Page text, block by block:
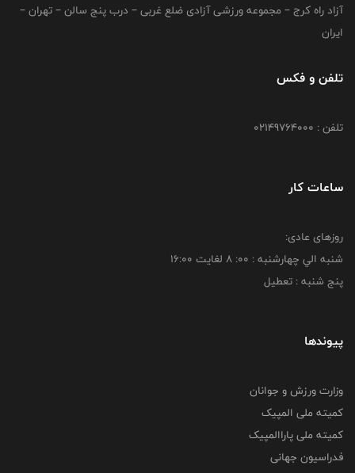
آزاد راه کرج – مجموعه ورزشی آزادی ضلع غربی – درب پنج سالن – تهران –
ایران
تلفن و فکس
تلفن : 02149764000
ساعات کار
روزهای عادی:
شنبه الي چهارشنبه : 00: 8 لغايت 16:00
پنج شنبه : تعطیل
پیوندها
وزارت ورزش و جوانان
کمیته ملی المپیک
کمیته ملی پاراالمپیک
فدراسیون جهانی